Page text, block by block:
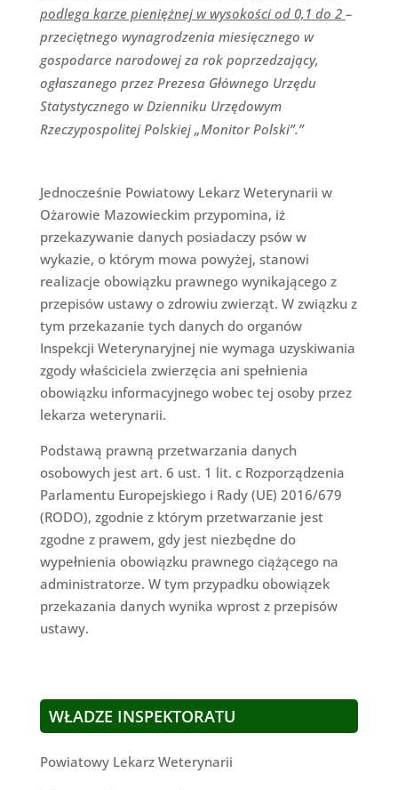
podlega karze pieniężnej w wysokości od 0,1 do 2 –
przeciętnego wynagrodzenia miesięcznego w
gospodarce narodowej za rok poprzedzający,
ogłaszanego przez Prezesa Głównego Urzędu
Statystycznego w Dzienniku Urzędowym
Rzeczypospolitej Polskiej „Monitor Polski”.”
Jednocześnie Powiatowy Lekarz Weterynarii w
Ożarowie Mazowieckim przypomina, iż
przekazywanie danych posiadaczy psów w
wykazie, o którym mowa powyżej, stanowi
realizacje obowiązku prawnego wynikającego z
przepisów ustawy o zdrowiu zwierząt. W związku z
tym przekazanie tych danych do organów
Inspekcji Weterynaryjnej nie wymaga uzyskiwania
zgody właściciela zwierzęcia ani spełnienia
obowiązku informacyjnego wobec tej osoby przez
lekarza weterynarii.
Podstawą prawną przetwarzania danych
osobowych jest art. 6 ust. 1 lit. c Rozporządzenia
Parlamentu Europejskiego i Rady (UE) 2016/679
(RODO), zgodnie z którym przetwarzanie jest
zgodne z prawem, gdy jest niezbędne do
wypełnienia obowiązku prawnego ciążącego na
administratorze. W tym przypadku obowiązek
przekazania danych wynika wprost z przepisów
ustawy.
WŁADZE INSPEKTORATU
Powiatowy Lekarz Weterynarii